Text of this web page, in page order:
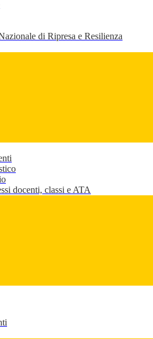
di Ripresa e Resilienza
docenti, classi e ATA